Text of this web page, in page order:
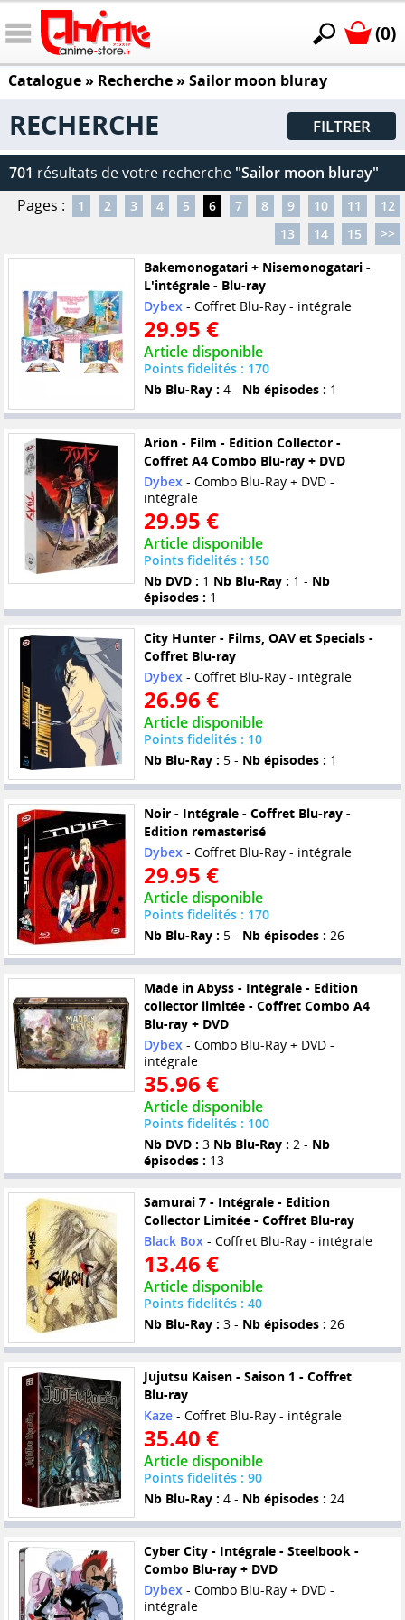
(0)
Catalogue» Recherche » Sailor moon bluray
RECHERCHE FILTRER
701 résultats de votre recherche "Sailor moon bluray"
Pages :
1 2 3 4 5 6 7 8 9 10 11
12
13
14 15
>>
Bakemonogatari + Nisemonogatari -
L'intégrale - Blu-ray
Dybex- Coffret Blu-Ray - intégrale
29.95 €
Article disponible
Points fidelités : 170
Nb Blu-Ray : 4 - Nb épisodes : 1
Arion - Film - Edition Collector -
Coffret A4 Combo Blu-ray + DVD
Dybex - Combo Blu-Ray + DVD -
intégrale
29.95 €
Article disponible
Points fidelités : 150
Nb DVD : 1 Nb Blu-Ray : 1 - Nb
épisodes : 1
City Hunter - Films, OAV et Specials -
Coffret Blu-ray
Dybex- Coffret Blu-Ray - intégrale
26.96 €
Article disponible
Points fidelités : 10
Nb Blu-Ray : 5 - Nb épisodes : 1
Noir - Intégrale - Coffret Blu-ray -
Edition remasterisé
Dybex - Coffret Blu-Ray - intégrale
29.95 €
Article disponible
Points fidelités : 170
Nb Blu-Ray : 5 - Nb épisodes : 26
Made in Abyss - Intégrale - Edition
collector limitée - Coffret Combo A4
Blu-ray + DVD
Dybex - Combo Blu-Ray + DVD -
intégrale
35.96 €
Article disponible
Points fidelités : 100
Nb DVD : 3 Nb Blu-Ray : 2 - Nb
épisodes : 13
Samurai 7 - Intégrale - Edition
Collector Limitée - Coffret Blu-ray
Black Box - Coffret Blu-Ray - intégrale
13.46 €
Article disponible
Points fidelités : 40
Nb Blu-Ray : 3 - Nb épisodes : 26
Jujutsu Kaisen - Saison 1 - Coffret
Blu-ray
Kaze- Coffret Blu-Ray - intégrale
35.40 €
Article disponible
Points fidelités : 90
Nb Blu-Ray : 4 - Nb épisodes : 24
Cyber City - Intégrale - Steelbook -
Combo Blu-ray + DVD
Dybex - Combo Blu-Ray + DVD -
intégrale